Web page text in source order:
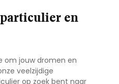
en
om jouw dromen en
veelzijdige
op zoek bent naar